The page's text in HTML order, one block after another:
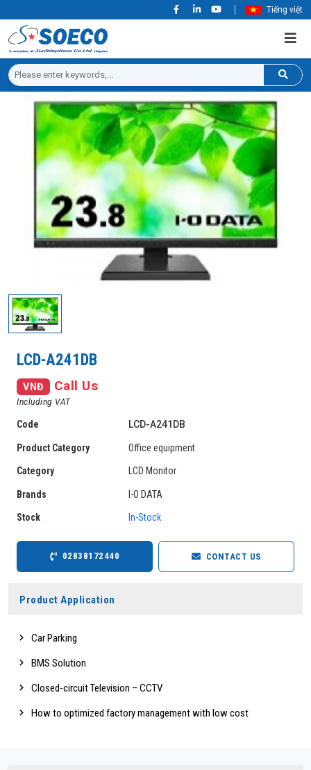
Tiếng việt
LCD-A241DB
VNĐ Call Us
Including VAT
Code LCD-A241DB
Product Category Office equipment
Category LCD Monitor
Brands I-O DATA
Stock In-Stock
02838172440 CONTACT US
Product Application
Car Parking
BMS Solution
Closed-circuit Television – CCTV
How to optimized factory management with low cost